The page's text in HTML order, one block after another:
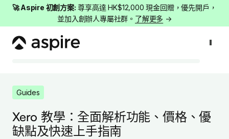
🚀 Aspire 初創方案: 尊享高達 HK$12,000 現金回贈，優先開戶，
並加入創辦人專屬社群。 了解更多 →
Guides Xero 教學：全面解析功能、價格、優缺點及快速上手指南
Guides
Xero 教學：全面解析功能、價格、優
缺點及快速上手指南